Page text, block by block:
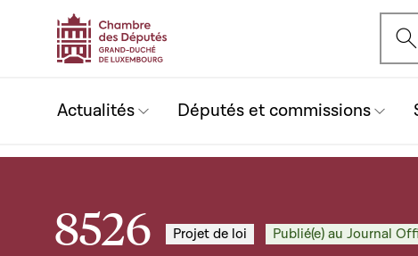
Actualités Députés et commissions
8526 Projet de loi Publié(e) au Journal